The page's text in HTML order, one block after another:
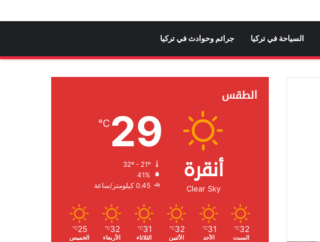
السياحة في تركيا جرائم وحوادث في تركيا
الطقس
أنقرة
Clear Sky
29
℃
الرطوبة:
الرياح:
32
℃
السبت
31
℃
الأحد
32
℃
الأثنين
31
℃
الثلاثاء
32
℃
الأربعاء
25
℃
الخميس